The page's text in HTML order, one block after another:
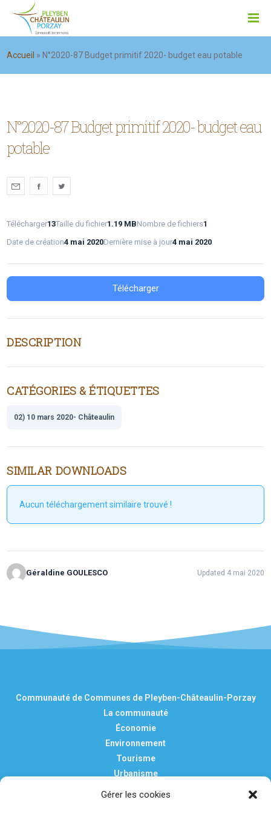
Gérer les cookies
Accueil » N°2020-87 Budget primitif 2020- budget eau potable
N°2020-87 Budget primitif 2020- budget eau
potable
Télécharger13Taille du fichier1.19 MBNombre de fichiers1
Date de création4 mai 2020Dernière mise à jour4 mai 2020
Télécharger
DESCRIPTION
CATÉGORIES & ÉTIQUETTES
02) 10 mars 2020- Châteaulin
SIMILAR DOWNLOADS
Aucun téléchargement similaire trouvé !
Géraldine GOULESCO Updated 4 mai 2020
Communauté de Communes de Pleyben-Châteaulin-Porzay
La communauté
Économie
Environnement
Tourisme
Urbanisme